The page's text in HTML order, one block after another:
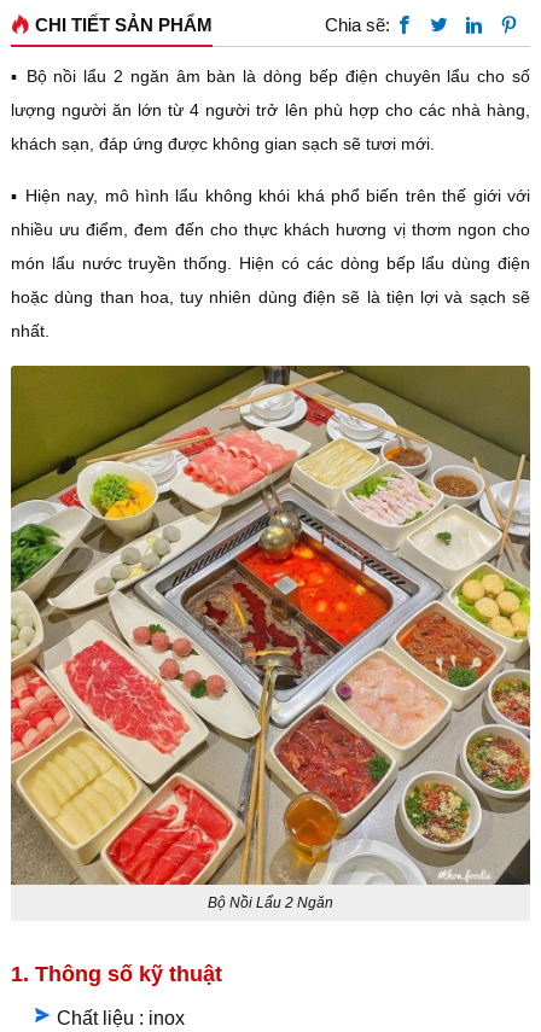
CHI TIẾT SẢN PHẨM Chia sẽ:
▪️ Bộ nồi lẩu 2 ngăn âm bàn là dòng bếp điện chuyên lẩu cho số
lượng người ăn lớn từ 4 người trở lên phù hợp cho các nhà hàng,
khách sạn, đáp ứng được không gian sạch sẽ tươi mới.
▪️ Hiện nay, mô hình lẩu không khói khá phổ biến trên thế giới với
nhiều ưu điểm, đem đến cho thực khách hương vị thơm ngon cho
món lẩu nước truyền thống. Hiện có các dòng bếp lẩu dùng điện
hoặc dùng than hoa, tuy nhiên dùng điện sẽ là tiện lợi và sạch sẽ
nhất.
Bộ Nồi Lẩu 2 Ngăn
1. Thông số kỹ thuật
Chất liệu : inox